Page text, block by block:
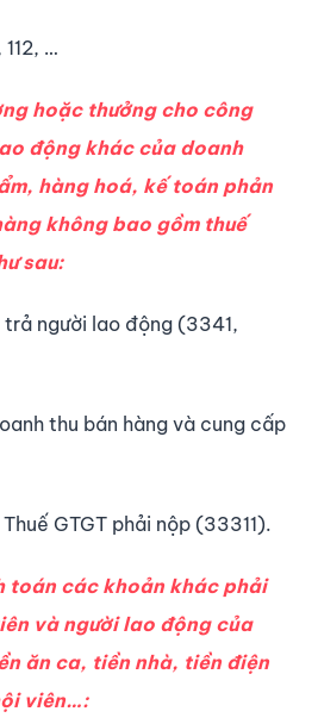
112, …
hoặc thưởng cho công
động khác của doanh
hàng hoá, kế toán phản
không bao gồm thuế
sau:
người lao động (3341,
thu bán hàng và cung cấp
GTGT phải nộp (33311).
toán các khoản khác phải
và người lao động của
ăn ca, tiền nhà, tiền điện
viên…: